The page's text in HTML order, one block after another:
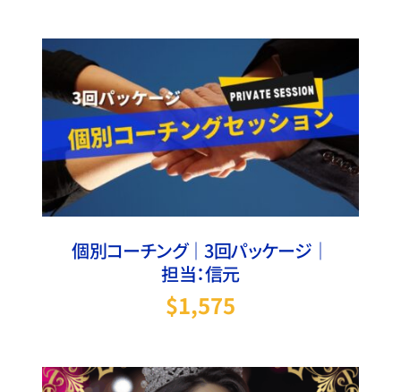
お買い物カゴに追加 / 詳細
個別コーチング｜3回パッケージ｜
担当：信元
$1,575